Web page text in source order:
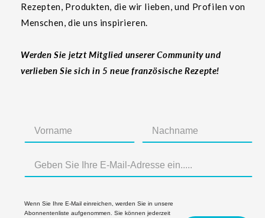
Rezepten, Produkten, die wir lieben, und Profilen von
Menschen, die uns inspirieren.
Werden Sie jetzt Mitglied unserer Community und
verlieben Sie sich in 5 neue französische Rezepte!
Wenn Sie Ihre E-Mail einreichen, werden Sie in unsere
Abonnentenliste aufgenommen. Sie können jederzeit